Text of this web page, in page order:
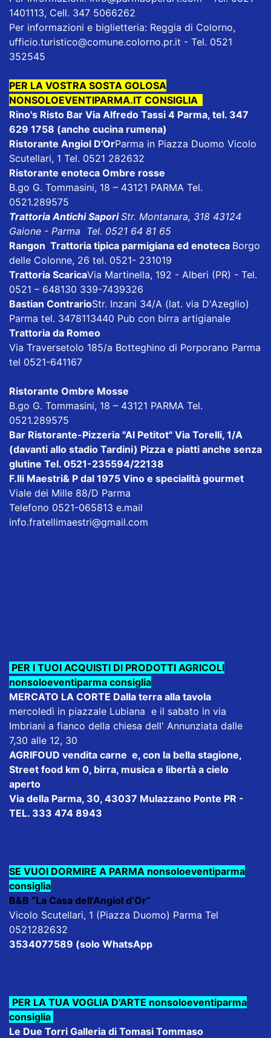
1401113, Cell. 347 5066262
Per informazioni e biglietteria: Reggia di Colorno,
ufficio.turistico@comune.colorno.pr.it - Tel. 0521
352545
PER LA VOSTRA SOSTA GOLOSA
NONSOLOEVENTIPARMA.IT CONSIGLIA
Rino's Risto Bar Via Alfredo Tassi 4 Parma, tel. 347
629 1758 (anche cucina rumena)
Ristorante Angiol D'OrParma in Piazza Duomo Vicolo
Scutellari, 1 Tel. 0521 282632
Ristorante enoteca Ombre rosse
B.go G. Tommasini, 18 – 43121 PARMA Tel.
0521.289575
Trattoria Antichi SaporiStr. Montanara, 318 43124
Gaione - Parma Tel. 0521 64 81 65
Rangon Trattoria tipica parmigiana ed enoteca Borgo
delle Colonne, 26 tel. 0521- 231019
Trattoria ScaricaVia Martinella, 192 - Alberi (PR) - Tel.
0521 – 648130 339-7439326
Bastian ContrarioStr. Inzani 34/A (lat. via D'Azeglio)
Parma tel. 3478113440 Pub con birra artigianale
Trattoria da Romeo
Via Traversetolo 185/a Botteghino di Porporano Parma
tel 0521-641167
Ristorante Ombre Mosse
B.go G. Tommasini, 18 – 43121 PARMA Tel.
0521.289575
Bar Ristorante-Pizzeria "Al Petitot" Via Torelli, 1/A
(davanti allo stadio Tardini) Pizza e piatti anche senza
glutine Tel. 0521-235594/22138
F.lli Maestri& P dal 1975 Vino e specialità gourmet
Viale dei Mille 88/D Parma
Telefono 0521-065813 e.mail
info.fratellimaestri@gmail.com
PER I TUOI ACQUISTI DI PRODOTTI AGRICOLI
nonsoloeventiparma consiglia
MERCATO LA CORTE Dalla terra alla tavola
mercoledì in piazzale Lubiana e il sabato in via
Imbriani a fianco della chiesa dell' Annunziata dalle
7,30 alle 12, 30
AGRIFOUD vendita carne e, con la bella stagione,
Street food km 0, birra, musica e libertà a cielo
aperto
Via della Parma, 30, 43037 Mulazzano Ponte PR -
TEL. 333 474 8943
SE VUOI DORMIRE A PARMA nonsoloeventiparma
consiglia
B&B “La Casa dell’Angiol d’Or”
Vicolo Scutellari, 1 (Piazza Duomo) Parma Tel
0521282632
3534077589 (solo WhatsApp
PER LA TUA VOGLIA D’ARTE nonsoloeventiparma
consiglia
Le Due Torri Galleria di Tomasi Tommaso